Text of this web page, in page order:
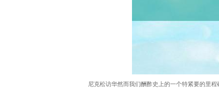
尼克松访华然而我们酬酢史上的一个特紧要的里